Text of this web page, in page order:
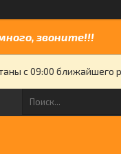
звоните!!!
с 09:00 ближайшего